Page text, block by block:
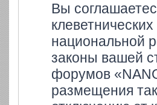
Вы
национальной
законы вашей
форумов
размещения